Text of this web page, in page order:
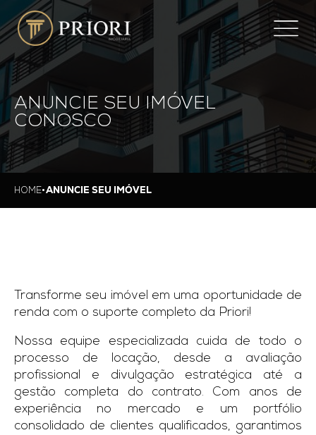
ANUNCIE SEU IMÓVEL
CONOSCO
HOME•ANUNCIE SEU IMÓVEL
Transforme seu imóvel em uma oportunidade de
renda com o suporte completo da Priori!
Nossa equipe especializada cuida de todo o
processo de locação, desde a avaliação
profissional e divulgação estratégica até a
gestão completa do contrato. Com anos de
experiência no mercado e um portfólio
consolidado de clientes qualificados, garantimos